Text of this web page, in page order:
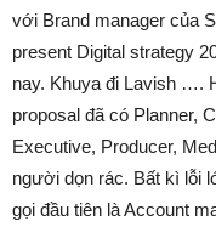
với Brand manager của
present Digital strategy
nay. Khuya đi Lavish ….
proposal đã có Planner,
Executive, Producer,
người dọn rác. Bất kì lỗi
gọi đầu tiên là Account